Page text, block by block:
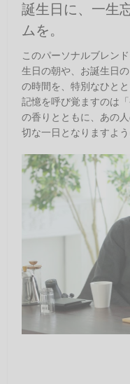
誕生日に、一生
ムを。
このパーソナルブレン
生日の朝や、お誕生日
の時間を、特別なひと
記憶を呼び覚ますのは
の香りとともに、あの
切な一日となりますよう